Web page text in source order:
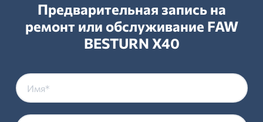
Предварительная запись на
ремонт или обслуживание FAW
BESTURN X40